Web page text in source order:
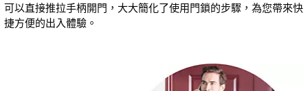
可以直接推拉手柄開門，大大簡化了使用門鎖的步驟，為您帶來快
捷方便的出入體驗。